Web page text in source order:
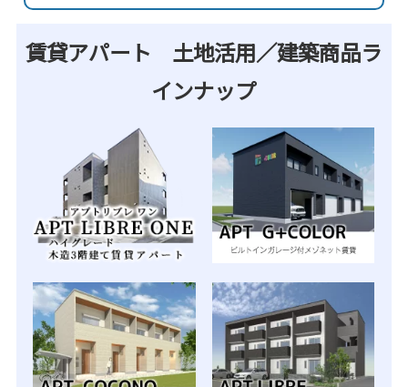
賃貸アパート 土地活用／建築商品ラ
インナップ